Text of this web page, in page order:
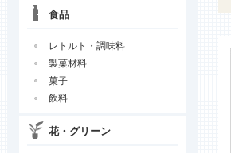
食品
レトルト・調味料
製菓材料
菓子
飲料
花・グリーン